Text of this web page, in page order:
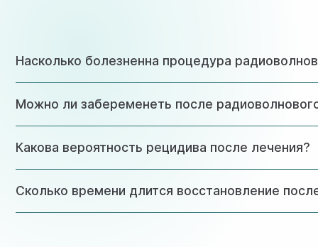
Насколько болезненна процедура
Можно ли забеременеть после
Какова вероятность рецидива после лечения?
Сколько времени длится восстановление